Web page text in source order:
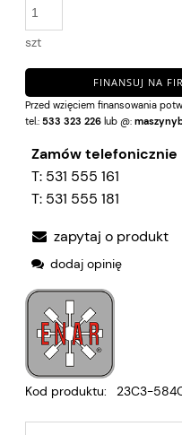
szt
FINANSUJ NA
Przed wzięciem finansowania
tel.: 533 323 226 lub @:
Zamów telefonicznie
T: 531 555 161
T: 531 555 181
zapytaj o produkt
dodaj opinię
Kod produktu: 23C3-